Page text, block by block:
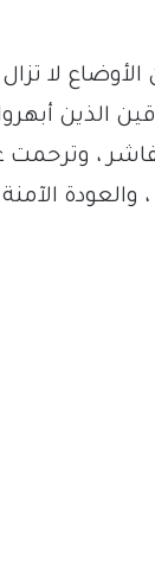
لا
الذين
، وترحمت